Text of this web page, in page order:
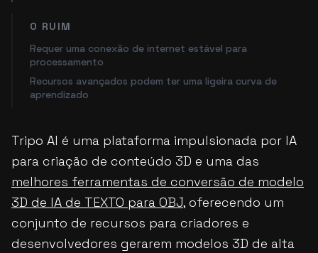
O RUIM
Requer uma conexão de internet estável para
processamento
Recursos avançados podem ter uma ligeira curva de
aprendizado
Tripo AI é uma plataforma impulsionada por IA
para criação de conteúdo 3D e uma das
melhores ferramentas de conversão de modelo
3D de IA de TEXTO para OBJ, oferecendo um
conjunto de recursos para criadores e
desenvolvedores gerarem modelos 3D de alta